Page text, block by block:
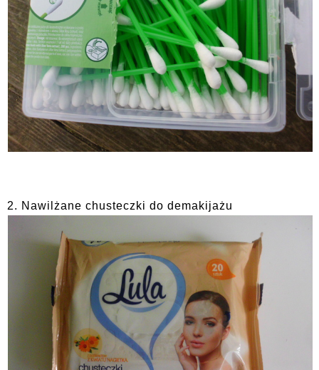
2. Nawilżane chusteczki do demakijażu